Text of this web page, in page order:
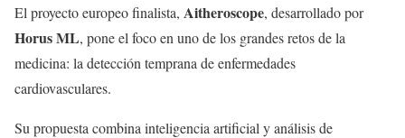
El proyecto europeo finalista, Aitheroscope, desarrollado por
Horus ML, pone el foco en uno de los grandes retos de la
medicina: la detección temprana de enfermedades
cardiovasculares.
Su propuesta combina inteligencia artificial y análisis de